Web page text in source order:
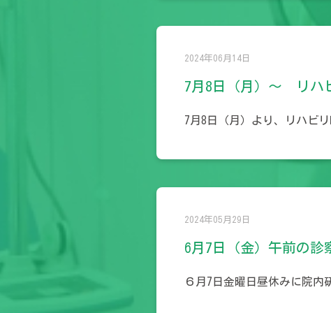
2024年06月14日
7月8日（月）～ リハ
7月8日（月）より、リハビ
2024年05月29日
6月7日（金）午前の診
６月7日金曜日昼休みに院